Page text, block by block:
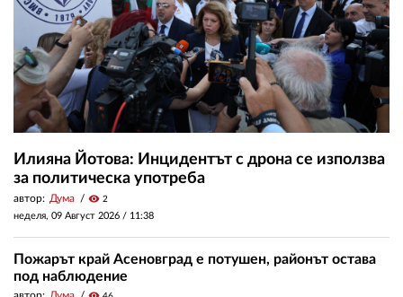
Илияна Йотова: Инцидентът с дрона се използва
за политическа употреба
автор: Дума visibility 2
неделя, 09 Август 2026 / 11:38
Пожарът край Асеновград е потушен, районът остава
под наблюдение